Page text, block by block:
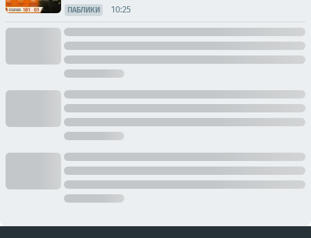
ПАБЛИКИ 10:25